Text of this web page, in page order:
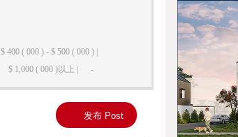
$ 400 ( 000 ) - $ 500 ( 000 ) |
$ 1,000 ( 000 )以上 | -
发布 Post